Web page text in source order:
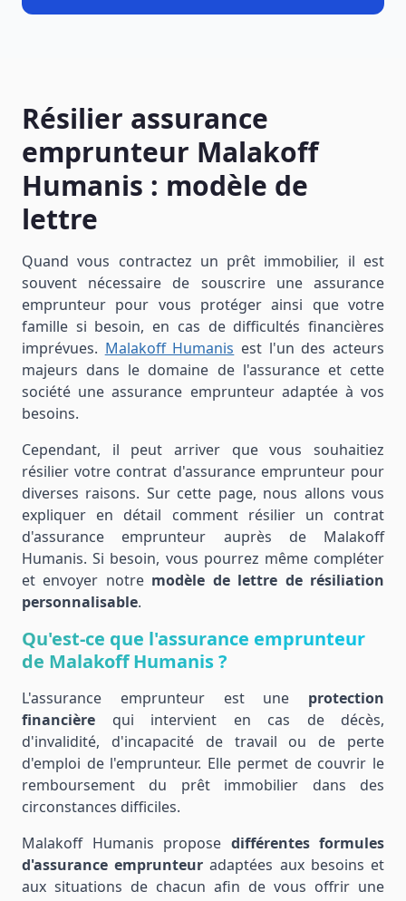
Résilier assurance
emprunteur Malakoff
Humanis : modèle de
lettre
Quand vous contractez un prêt immobilier, il est
souvent nécessaire de souscrire une assurance
emprunteur pour vous protéger ainsi que votre
famille si besoin, en cas de difficultés financières
imprévues. Malakoff Humanis est l'un des acteurs
majeurs dans le domaine de l'assurance et cette
société une assurance emprunteur adaptée à vos
besoins.
Cependant, il peut arriver que vous souhaitiez
résilier votre contrat d'assurance emprunteur pour
diverses raisons. Sur cette page, nous allons vous
expliquer en détail comment résilier un contrat
d'assurance emprunteur auprès de Malakoff
Humanis. Si besoin, vous pourrez même compléter
et envoyer notre modèle de lettre de résiliation
personnalisable.
Qu'est-ce que l'assurance emprunteur
de Malakoff Humanis ?
L'assurance emprunteur est une protection
financière qui intervient en cas de décès,
d'invalidité, d'incapacité de travail ou de perte
d'emploi de l'emprunteur. Elle permet de couvrir le
remboursement du prêt immobilier dans des
circonstances difficiles.
Malakoff Humanis propose différentes formules
d'assurance emprunteur adaptées aux besoins et
aux situations de chacun afin de vous offrir une